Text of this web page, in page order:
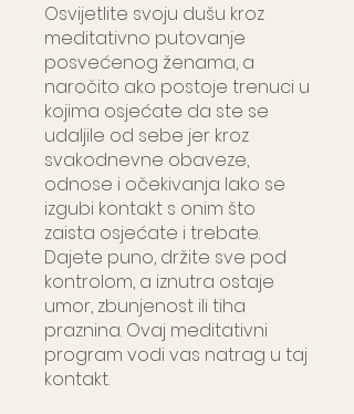
Osvijetlite svoju dušu kroz
meditativno putovanje
posvećenog ženama, a
naročito ako postoje trenuci u
kojima osjećate da ste se
udaljile od sebe jer kroz
svakodnevne obaveze,
odnose i očekivanja lako se
izgubi kontakt s onim što
zaista osjećate i trebate.
Dajete puno, držite sve pod
kontrolom, a iznutra ostaje
umor, zbunjenost ili tiha
praznina. Ovaj meditativni
program vodi vas natrag u taj
kontakt.